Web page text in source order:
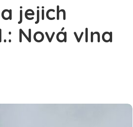
jejich
Nová vlna